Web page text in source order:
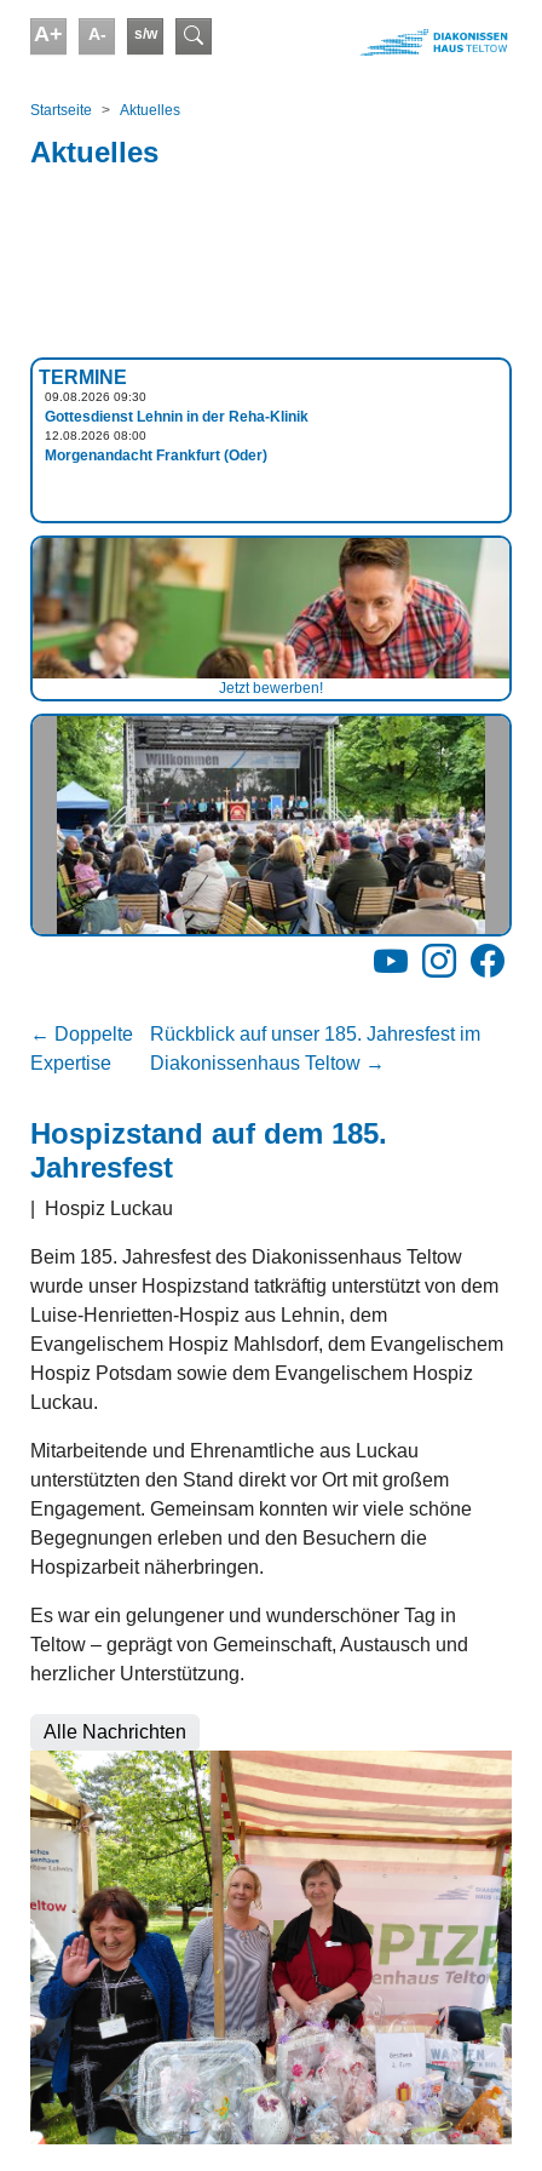
A+ A- s/w Suchformular
Startseite
Aktuelles
Aktuelles
TERMINE
09.08.2026 09:30
Gottesdienst Lehnin in der Reha-Klinik
12.08.2026 08:00
Morgenandacht Frankfurt (Oder)
Jetzt bewerben!
YouTubeInstagram
← Doppelte
Expertise
Rückblick auf unser 185. Jahresfest im
Diakonissenhaus Teltow →
Hospizstand auf dem 185.
Jahresfest
Hospiz Luckau
Beim 185. Jahresfest des Diakonissenhaus Teltow
wurde unser Hospizstand tatkräftig unterstützt von dem
Luise-Henrietten-Hospiz aus Lehnin, dem
Evangelischem Hospiz Mahlsdorf, dem Evangelischem
Hospiz Potsdam sowie dem Evangelischem Hospiz
Luckau.
Mitarbeitende und Ehrenamtliche aus Luckau
unterstützten den Stand direkt vor Ort mit großem
Engagement. Gemeinsam konnten wir viele schöne
Begegnungen erleben und den Besuchern die
Hospizarbeit näherbringen.
Es war ein gelungener und wunderschöner Tag in
Teltow – geprägt von Gemeinschaft, Austausch und
herzlicher Unterstützung.
Alle Nachrichten